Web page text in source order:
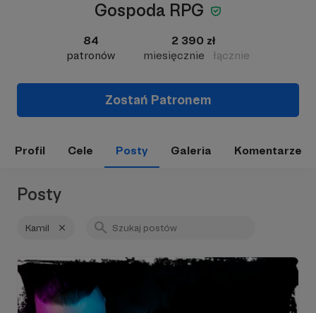
Gospoda RPG
84
patronów
2 390 zł
miesięcznie
łącznie
Zostań Patronem
Profil Cele Posty Galeria Komentarze
Posty
Kamil